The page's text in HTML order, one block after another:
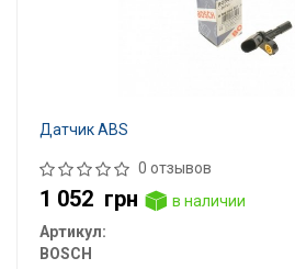
Датчик ABS
0 отзывов
1 052 грн
в наличии
Артикул:
BOSCH